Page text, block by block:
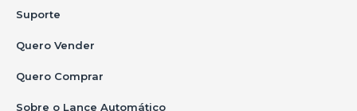
Suporte
Quero Vender
Quero Comprar
Sobre o Lance Automático